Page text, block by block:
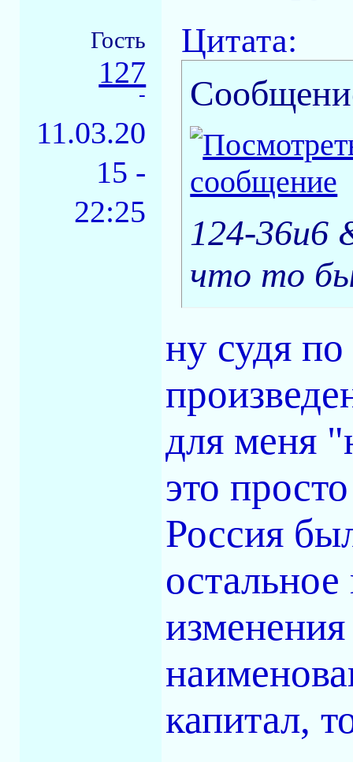
Гость
127
-
11.03.20
15 -
22:25
Цитата:
124-36и6
что то
ну судя
для меня
это
Россия
капитал,